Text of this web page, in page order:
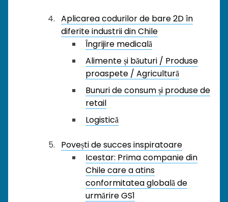
Aplicarea codurilor de bare 2D în
diferite industrii din Chile
Îngrijire medicală
Alimente și băuturi / Produse
proaspete / Agricultură
Bunuri de consum și produse de
retail
Logistică
Povești de succes inspiratoare
Icestar: Prima companie din
Chile care a atins
conformitatea globală de
urmărire GS1